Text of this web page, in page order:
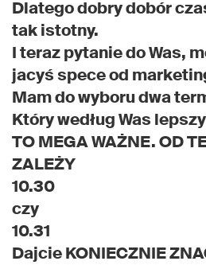
Dlatego dobry dobór
tak istotny.
I teraz pytanie do Was,
jacyś spece od
Mam do wyboru dwa
Który według Was
TO MEGA WAŻNE. OD
ZALEŻY
10.30
czy
10.31
Dajcie KONIECZNIE